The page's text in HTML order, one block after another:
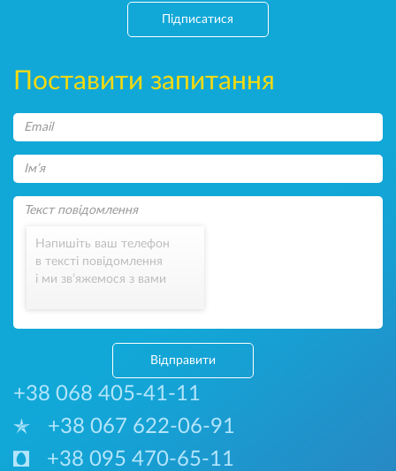
Підписатися
Поставити запитання
Напишіть ваш телефон
в тексті повідомлення
і ми зв’яжемося з вами
Відправити
+38 068 405-41-11
+38 067 622-06-91
+38 095 470-65-11